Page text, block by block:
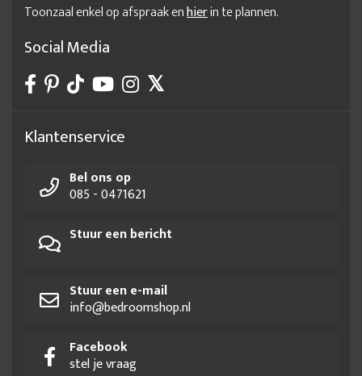
Toonzaal enkel op afspraak enhierin te plannen.
Social Media
Klantenservice
Bel ons op
085 - 0471621
Stuur een bericht
Stuur een e-mail
info@bedroomshop.nl
Facebook
stel je vraag